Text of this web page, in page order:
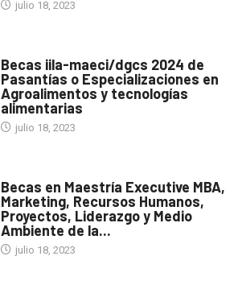
julio 18, 2023
Becas iila-maeci/dgcs 2024 de
Pasantías o Especializaciones en
Agroalimentos y tecnologías
alimentarias
julio 18, 2023
Becas en Maestría Executive MBA,
Marketing, Recursos Humanos,
Proyectos, Liderazgo y Medio
Ambiente de la...
julio 18, 2023